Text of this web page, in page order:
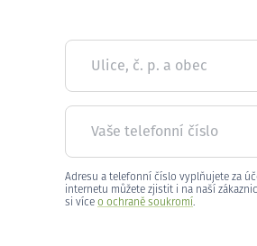
Ulice, č. p. a obec
Vaše telefonní číslo
Adresu a telefonní číslo vyplňujete za
internetu můžete zjistit i na naší
si více o ochraně soukromí.